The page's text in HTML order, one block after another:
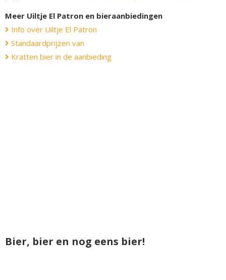
Meer Uiltje El Patron en bieraanbiedingen
Info over Uiltje El Patron
Standaardprijzen van
Kratten bier in de aanbieding
Bier, bier en nog eens bier!